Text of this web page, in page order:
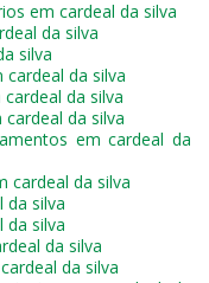
em cardeal da silva
da silva
silva
cardeal da silva
da silva
da silva
em cardeal da
cardeal da silva
da silva
da silva
da silva
da silva